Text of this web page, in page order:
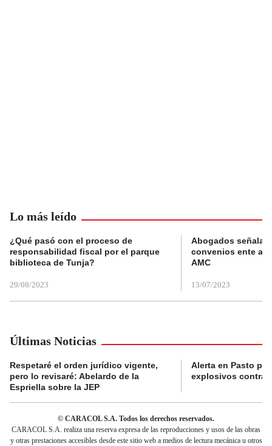
Lo más leído
¿Qué pasó con el proceso de
responsabilidad fiscal por el parque
biblioteca de Tunja?
29/08/2023
Abogados
convenios ente
AMC
13/07/2023
Últimas Noticias
Respetaré el orden jurídico vigente,
pero lo revisaré: Abelardo de la
Espriella sobre la JEP
Alerta en Pasto
explosivos contra
© CARACOL S.A. Todos los derechos reservados.
CARACOL S.A. realiza una reserva expresa de las reproducciones y usos de las obras
y otras prestaciones accesibles desde este sitio web a medios de lectura mecánica u otros